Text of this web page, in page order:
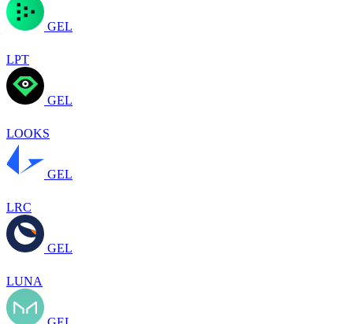
GEL
LPT
GEL
LOOKS
GEL
LRC
GEL
LUNA